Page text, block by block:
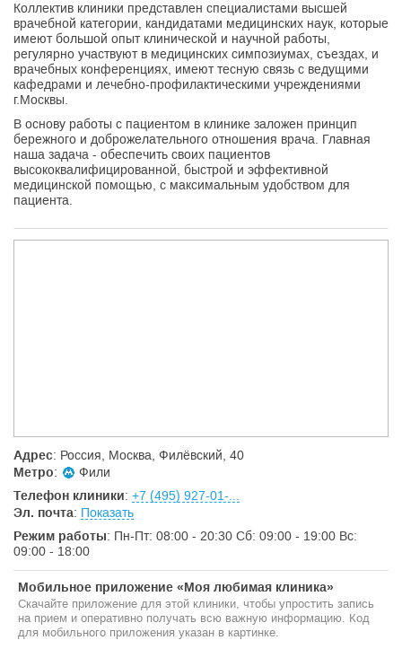
Коллектив клиники представлен специалистами высшей
врачебной категории, кандидатами медицинских наук, которые
имеют большой опыт клинической и научной работы,
регулярно участвуют в медицинских симпозиумах, съездах, и
врачебных конференциях, имеют тесную связь с ведущими
кафедрами и лечебно-профилактическими учреждениями
г.Москвы.
В основу работы с пациентом в клинике заложен принцип
бережного и доброжелательного отношения врача. Главная
наша задача - обеспечить своих пациентов
высококвалифицированной, быстрой и эффективной
медицинской помощью, с максимальным удобством для
пациента.
Адрес: Россия, Москва, Филёвский, 40
Метро:
Фили
Телефон клиники: +7 (495) 927-01-...
Эл. почта: Показать
Режим работы: Пн-Пт: 08:00 - 20:30 Сб: 09:00 - 19:00 Вс:
09:00 - 18:00
Мобильное приложение «Моя любимая клиника»
Скачайте приложение для этой клиники, чтобы упростить запись
на прием и оперативно получать всю важную информацию. Код
для мобильного приложения указан в картинке.